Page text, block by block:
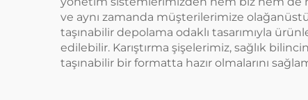
ve aynı zamanda müşterilerimize
taşınabilir depolama odaklı tasarımıyla
edilebilir. Karıştırma şişelerimiz, sağlık
taşınabilir bir formatta hazır olmalarını